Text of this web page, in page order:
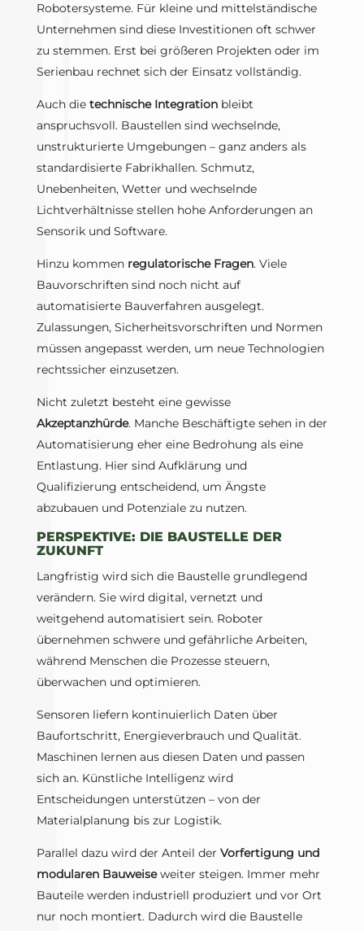
Robotersysteme. Für kleine und mittelständische
Unternehmen sind diese Investitionen oft schwer
zu stemmen. Erst bei größeren Projekten oder im
Serienbau rechnet sich der Einsatz vollständig.
Auch die technische Integrationbleibt
anspruchsvoll. Baustellen sind wechselnde,
unstrukturierte Umgebungen – ganz anders als
standardisierte Fabrikhallen. Schmutz,
Unebenheiten, Wetter und wechselnde
Lichtverhältnisse stellen hohe Anforderungen an
Sensorik und Software.
Hinzu kommen regulatorische Fragen. Viele
Bauvorschriften sind noch nicht auf
automatisierte Bauverfahren ausgelegt.
Zulassungen, Sicherheitsvorschriften und Normen
müssen angepasst werden, um neue Technologien
rechtssicher einzusetzen.
Nicht zuletzt besteht eine gewisse
Akzeptanzhürde. Manche Beschäftigte sehen in der
Automatisierung eher eine Bedrohung als eine
Entlastung. Hier sind Aufklärung und
Qualifizierung entscheidend, um Ängste
abzubauen und Potenziale zu nutzen.
PERSPEKTIVE: DIE BAUSTELLE DER
ZUKUNFT
Langfristig wird sich die Baustelle grundlegend
verändern. Sie wird digital, vernetzt und
weitgehend automatisiert sein. Roboter
übernehmen schwere und gefährliche Arbeiten,
während Menschen die Prozesse steuern,
überwachen und optimieren.
Sensoren liefern kontinuierlich Daten über
Baufortschritt, Energieverbrauch und Qualität.
Maschinen lernen aus diesen Daten und passen
sich an. Künstliche Intelligenz wird
Entscheidungen unterstützen – von der
Materialplanung bis zur Logistik.
Parallel dazu wird der Anteil der Vorfertigung und
modularen Bauweiseweiter steigen. Immer mehr
Bauteile werden industriell produziert und vor Ort
nur noch montiert. Dadurch wird die Baustelle